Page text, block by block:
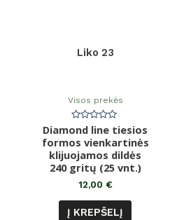
Liko 23
Visos prekės
Įvertinimas:
0
iš
5
Diamond line tiesios
formos vienkartinės
klijuojamos dildės
240 gritų (25 vnt.)
12,00 €
Į KREPŠELĮ